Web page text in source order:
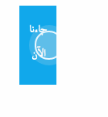
جاءنا
الآن